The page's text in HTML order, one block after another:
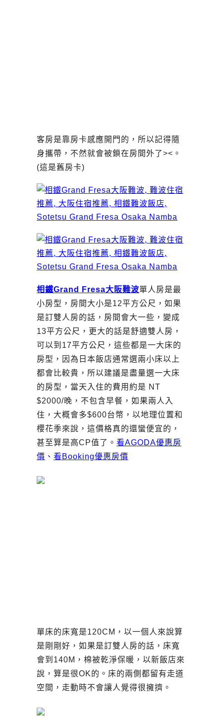
客房是靠房卡感應開門的，所以記得隨
身攜帶，不然就會被鎖在房間外了><。
(這是舊房卡)
相鐵Grand Fresa大阪難波單人房是最
小房型，房間大小是12平方公尺，如果
是訂雙人房的話，房間會大一些，變成
13平方公尺，更大的話是舒適雙人房，
可以到17平方公尺，這些都是一大床的
房型，因為日本飯店通常選兩小床以上
都會比較貴，所以建議是盡量選一大床
的房型，當天入住的費用約是 NT
$2000/晚，不包含早餐，如果兩人入
住，大概會多$600台幣，以地理位置和
櫻花季來說，這價格真的還蠻便宜的，
甚至算是高CP值了。 看AGODA優惠房
價 、 看Booking優惠房價
單床的床寬是120CM，以一個人來說算
是剛剛好，如果是訂雙人房的話，床寬
會到140M，棉被乾淨保暖，以新飯店來
說，算是很OK的。床的兩側都留有走道
空間，走動時不會讓人覺得很擁擠。